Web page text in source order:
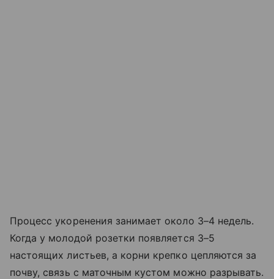
Процесс укоренения занимает около 3–4 недель.
Когда у молодой розетки появляется 3–5
настоящих листьев, а корни крепко цепляются за
почву, связь с маточным кустом можно разрывать.